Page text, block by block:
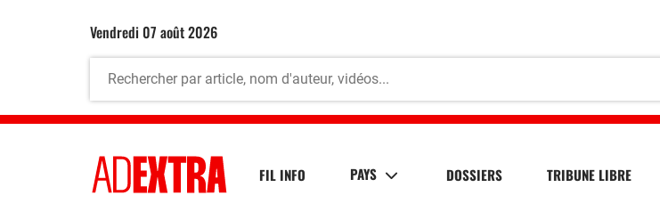
vendredi 07 août 2026
FIL INFO PAYS DOSSIERS TRIBUNE LIBRE